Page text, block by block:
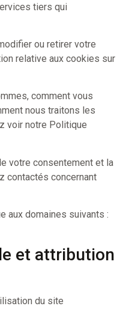
tiers qui
ou retirer votre
relative aux cookies sur
comment vous
nous traitons les
voir notre Politique
votre consentement et la
contactés concernant
aux domaines suivants :
et attribution
du site